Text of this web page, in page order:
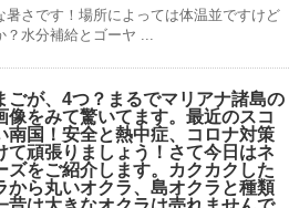
暑さです！場所によっては体温並ですけど
？水分補給とゴーヤ ...
ごが、4つ？まるでマリアナ諸島の
像をみて驚いてます。最近のスコ
南国！安全と熱中症、コロナ対策
て頑張りましょう！さて今日はネ
ズをご紹介します。カクカクした
から丸いオクラ、島オクラと種類